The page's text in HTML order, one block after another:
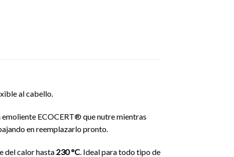
al cabello.
emoliente ECOCERT® que nutre mientras
en reemplazarlo pronto.
del calor hasta 230 °C . Ideal para todo tipo de